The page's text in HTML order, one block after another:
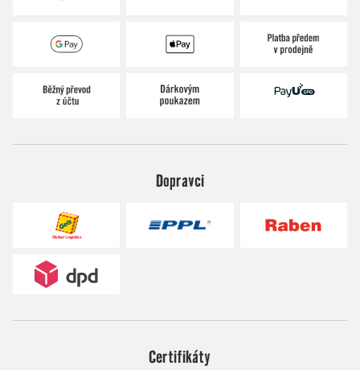
Dopravci
Certifikáty